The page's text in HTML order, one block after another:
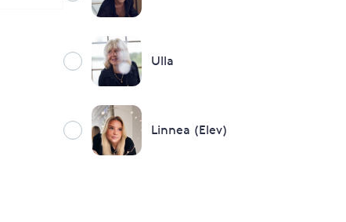
Ulla
Linnea (Elev)